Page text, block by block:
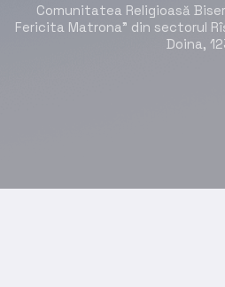
Comunitatea Religioasă
Fericita Matrona” din sectorul
Doina,